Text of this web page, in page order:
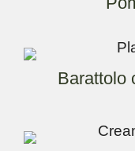
Barattolo